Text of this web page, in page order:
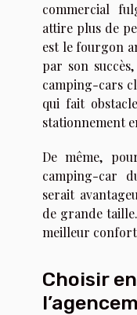
commercial
attire plus de
est le fourgon
par son
camping-cars
qui fait
stationnement
De même,
camping-car
serait
de grande
meilleur confort
Choisir